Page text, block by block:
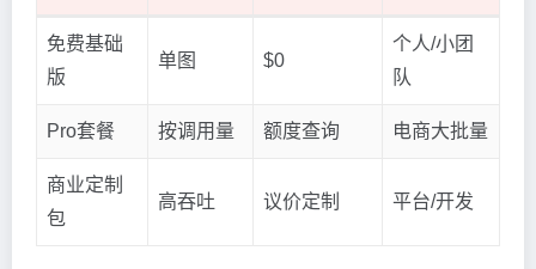
免费基础
版
单图 $0
个人/小团
队
Pro套餐 按调用量 额度查询 电商大批量
商业定制
包
高吞吐 议价定制 平台/开发